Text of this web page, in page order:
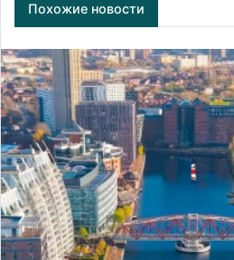
Похожие новости